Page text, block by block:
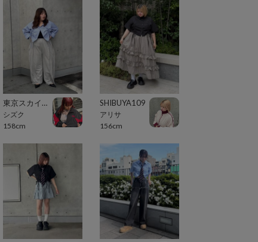
東京スカイツリータウン・ソラマチ
シズク
158cm
SHIBUYA109
アリサ
156cm